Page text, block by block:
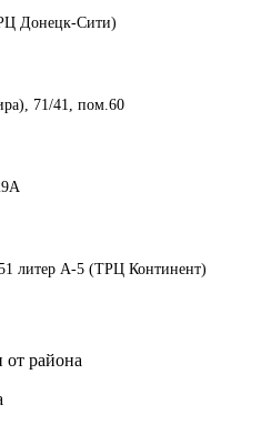
Донецк-Сити)
71/41, пом.60
литер А-5 (ТРЦ Континент)
от района